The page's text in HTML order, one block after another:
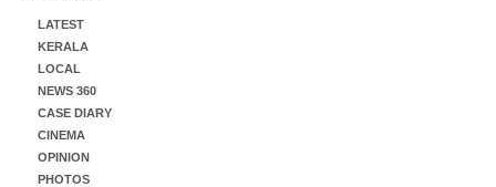
LATEST
KERALA
LOCAL
NEWS 360
CASE DIARY
CINEMA
OPINION
PHOTOS